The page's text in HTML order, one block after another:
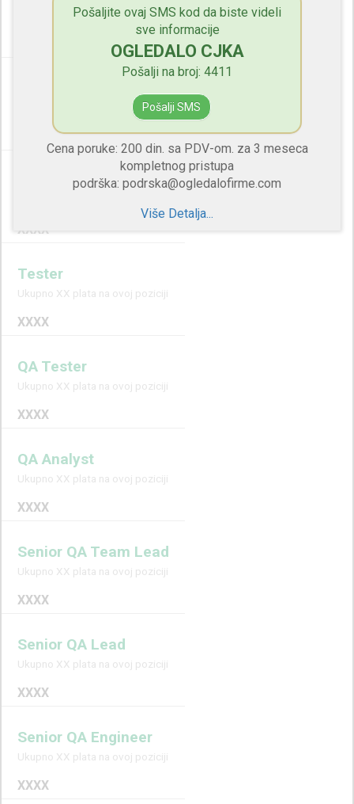
Pošaljite ovaj SMS kod da biste videli
sve informacije
OGLEDALO CJKA
Pošalji na broj: 4411
Pošalji SMS
Cena poruke: 200 din. sa PDV-om. za 3 meseca
kompletnog pristupa
podrška: podrska@ogledalofirme.com
Više Detalja...
Ukupno XX plata na ovoj poziciji
Ukupno XX plata na ovoj poziciji
QA Engineer
XXXX
Tester
Ukupno XX plata na ovoj poziciji
XXXX
QA Tester
Ukupno XX plata na ovoj poziciji
XXXX
QA Analyst
Ukupno XX plata na ovoj poziciji
XXXX
Senior QA Team Lead
Ukupno XX plata na ovoj poziciji
XXXX
Senior QA Lead
Ukupno XX plata na ovoj poziciji
XXXX
Senior QA Engineer
Ukupno XX plata na ovoj poziciji
XXXX